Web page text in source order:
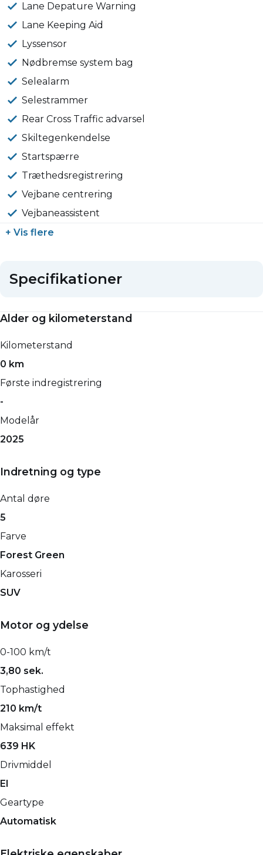
Lane Depature Warning
Lane Keeping Aid
Lyssensor
Nødbremse system bag
Selealarm
Selestrammer
Rear Cross Traffic advarsel
Skiltegenkendelse
Startspærre
Træthedsregistrering
Vejbane centrering
Vejbaneassistent
+ Vis flere
Specifikationer
Alder og kilometerstand
Kilometerstand
0 km
Første indregistrering
-
Modelår
2025
Indretning og type
Antal døre
5
Farve
Forest Green
Karosseri
SUV
Motor og ydelse
0-100 km/t
3,80 sek.
Tophastighed
210 km/t
Maksimal effekt
639 HK
Drivmiddel
El
Geartype
Automatisk